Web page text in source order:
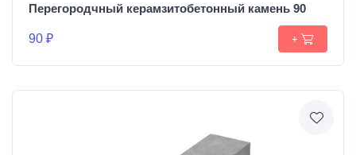
Перегородчный керамзитобетонный камень 90
90 ₽ +